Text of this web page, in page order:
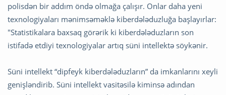
polisdən bir addım öndə olmağa çalışır. Onlar daha yeni
texnologiyaları mənimsəməklə kiberdələduzluğa başlayırlar:
"Statistikalara baxsaq görərik ki kiberdələduzların son
istifadə etdiyi texnologiyalar artıq süni intellektə söykənir.
Süni intellekt “dipfeyk kiberdələduzların” da imkanlarını xeyli
genişləndirib. Süni intellekt vasitəsilə kiminsə adından